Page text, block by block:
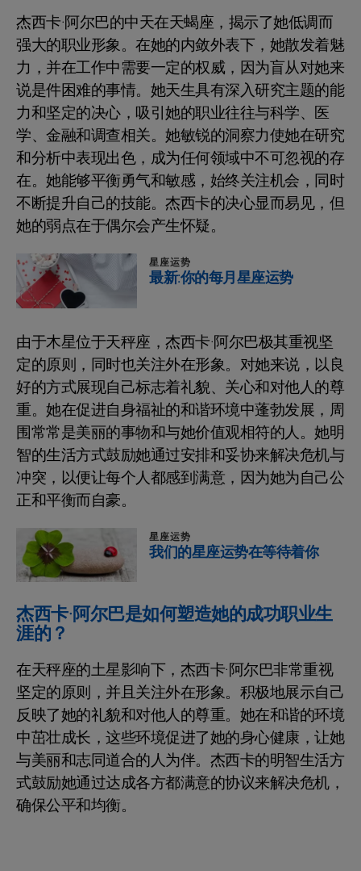
杰西卡·阿尔巴的中天在天蝎座，揭示了她低调而
强大的职业形象。在她的内敛外表下，她散发着魅
力，并在工作中需要一定的权威，因为盲从对她来
说是件困难的事情。她天生具有深入研究主题的能
力和坚定的决心，吸引她的职业往往与科学、医
学、金融和调查相关。她敏锐的洞察力使她在研究
和分析中表现出色，成为任何领域中不可忽视的存
在。她能够平衡勇气和敏感，始终关注机会，同时
不断提升自己的技能。杰西卡的决心显而易见，但
她的弱点在于偶尔会产生怀疑。
星座运势
最新:你的每月星座运势
由于木星位于天秤座，杰西卡·阿尔巴极其重视坚
定的原则，同时也关注外在形象。对她来说，以良
好的方式展现自己标志着礼貌、关心和对他人的尊
重。她在促进自身福祉的和谐环境中蓬勃发展，周
围常常是美丽的事物和与她价值观相符的人。她明
智的生活方式鼓励她通过安排和妥协来解决危机与
冲突，以便让每个人都感到满意，因为她为自己公
正和平衡而自豪。
星座运势
我们的星座运势在等待着你
杰西卡·阿尔巴是如何塑造她的成功职业生
涯的？
在天秤座的土星影响下，杰西卡·阿尔巴非常重视
坚定的原则，并且关注外在形象。积极地展示自己
反映了她的礼貌和对他人的尊重。她在和谐的环境
中茁壮成长，这些环境促进了她的身心健康，让她
与美丽和志同道合的人为伴。杰西卡的明智生活方
式鼓励她通过达成各方都满意的协议来解决危机，
确保公平和均衡。